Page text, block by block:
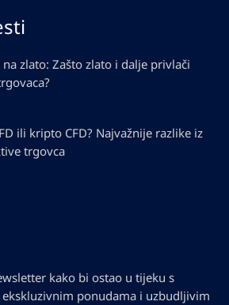
na zlato: Zašto zlato i dalje privlači
ili kripto CFD? Najvažnije razlike iz
trgovca
kako bi ostao u tijeku s
ponudama i uzbudljivim